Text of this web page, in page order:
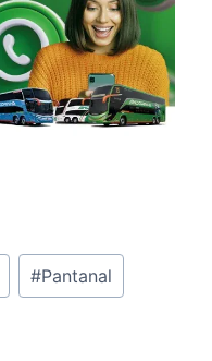
#Pantanal